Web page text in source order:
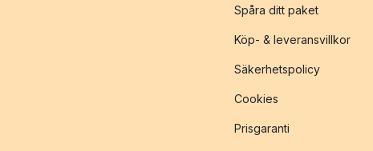
Spåra ditt paket
Köp- & leveransvillkor
Säkerhetspolicy
Cookies
Prisgaranti